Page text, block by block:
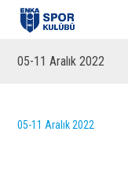
05-11 Aralık 2022
05-11 Aralık 2022